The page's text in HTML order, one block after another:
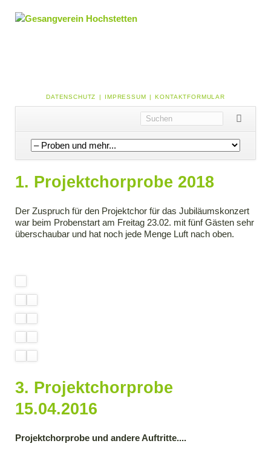
NAVIGATION
ÜBERSPRINGEN
DATENSCHUTZ IMPRESSUM KONTAKTFORMULAR
Navigation
überspringen
1. Projektchorprobe 2018
Der Zuspruch für den Projektchor für das Jubiläumskonzert
war beim Probenstart am Freitag 23.02. mit fünf Gästen sehr
überschaubar und hat noch jede Menge Luft nach oben.
3. Projektchorprobe
15.04.2016
Projektchorprobe und andere Auftritte....